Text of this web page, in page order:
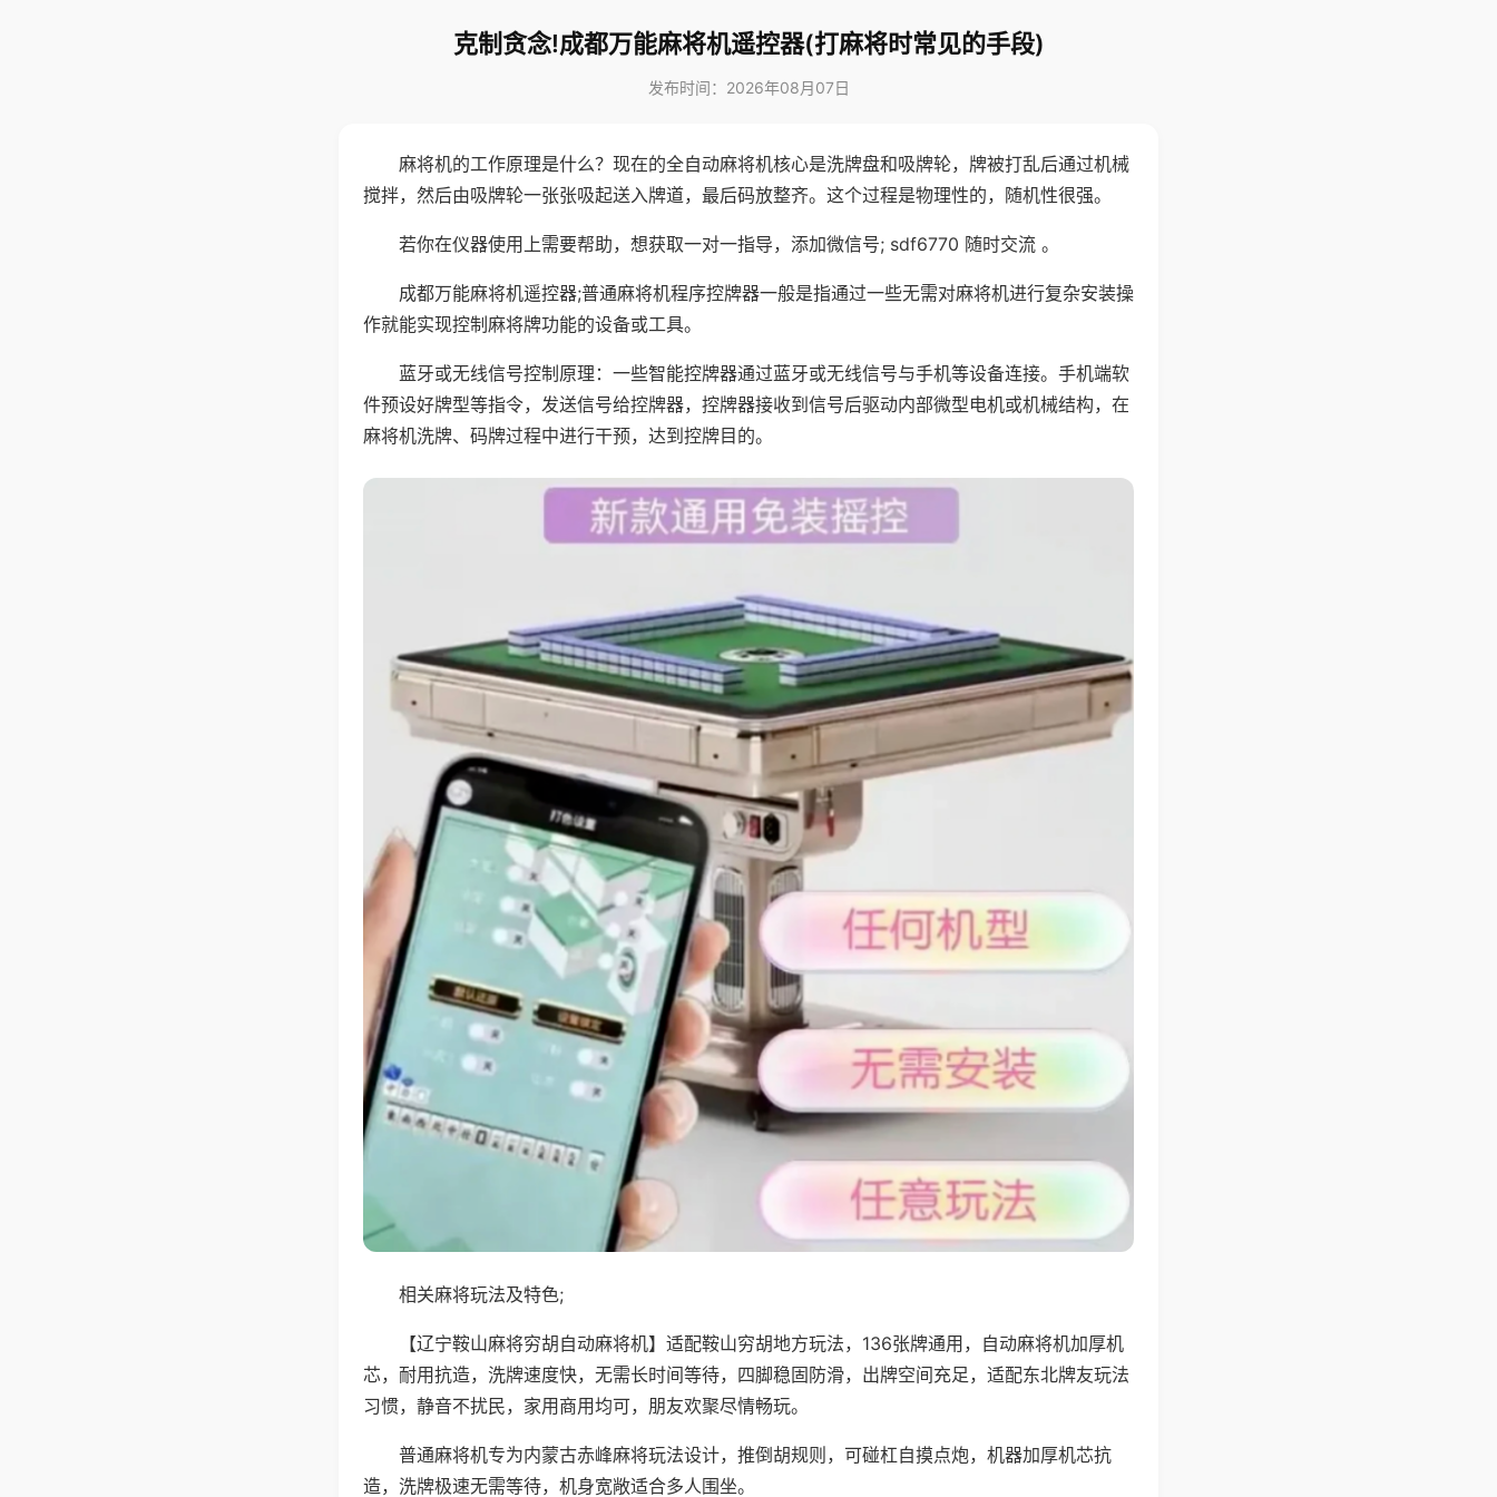
克制贪念!成都万能麻将机遥控器(打麻将时常见的手段)
发布时间：2026年08月07日
麻将机的工作原理是什么？现在的全自动麻将机核心是洗牌盘和吸牌轮，牌被打乱后通过机械
搅拌，然后由吸牌轮一张张吸起送入牌道，最后码放整齐。这个过程是物理性的，随机性很强。
若你在仪器使用上需要帮助，想获取一对一指导，添加微信号; sdf6770 随时交流 。
成都万能麻将机遥控器;普通麻将机程序控牌器一般是指通过一些无需对麻将机进行复杂安装操
作就能实现控制麻将牌功能的设备或工具。
蓝牙或无线信号控制原理：一些智能控牌器通过蓝牙或无线信号与手机等设备连接。手机端软
件预设好牌型等指令，发送信号给控牌器，控牌器接收到信号后驱动内部微型电机或机械结构，在
麻将机洗牌、码牌过程中进行干预，达到控牌目的。
相关麻将玩法及特色;
【辽宁鞍山麻将穷胡自动麻将机】适配鞍山穷胡地方玩法，136张牌通用，自动麻将机加厚机
芯，耐用抗造，洗牌速度快，无需长时间等待，四脚稳固防滑，出牌空间充足，适配东北牌友玩法
习惯，静音不扰民，家用商用均可，朋友欢聚尽情畅玩。
普通麻将机专为内蒙古赤峰麻将玩法设计，推倒胡规则，可碰杠自摸点炮，机器加厚机芯抗
造，洗牌极速无需等待，机身宽敞适合多人围坐。